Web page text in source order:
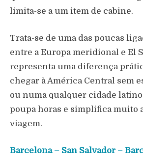
limita-se a um item de cabine.
Trata-se de uma das poucas
entre a Europa meridional e El
representa uma diferença
chegar à América Central sem
ou numa qualquer cidade
poupa horas e simplifica muito
viagem.
Barcelona – San Salvador –